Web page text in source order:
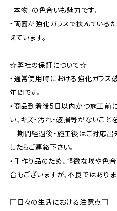
「本物」の色合いも魅力です。
・両面が強化ガラスで挟んでいる
えています。
☆弊社の保証について☆
・通常使用時における強化ガラス
年間です。
・商品到着後5日以内かつ施工前
い、キズ・汚れ・破損等がないこと
期間経過後・施工後はご対応出
したらご連絡下さい。
・手作り品のため、軽微な埃や色
合もございますが、不良ではありま
□日々の生活における注意点□